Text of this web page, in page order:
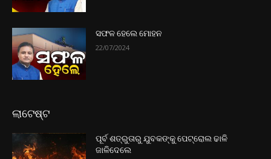
ସଫଳ ହେଲେ ମୋହନ
22/07/2024
ଲାଟେଷ୍ଟ
ପୂର୍ବ ଶତ୍ରୁତାରୁ ଯୁବକଙ୍କୁ ପେଟ୍ରୋଲ ଢାଳି
ଜାଳିଦେଲେ